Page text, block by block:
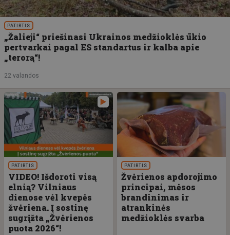
PATIRTIS
„Žalieji“ priešinasi Ukrainos medžioklės ūkio
pertvarkai pagal ES standartus ir kalba apie
„terorą“!
22 valandos
PATIRTIS
VIDEO! Išdoroti visą
elnią? Vilniaus
dienose vėl kvepės
žvėriena. Į sostinę
sugrįžta „Žvėrienos
puota 2026“!
PATIRTIS
Žvėrienos apdorojimo
principai, mėsos
brandinimas ir
atrankinės
medžioklės svarba